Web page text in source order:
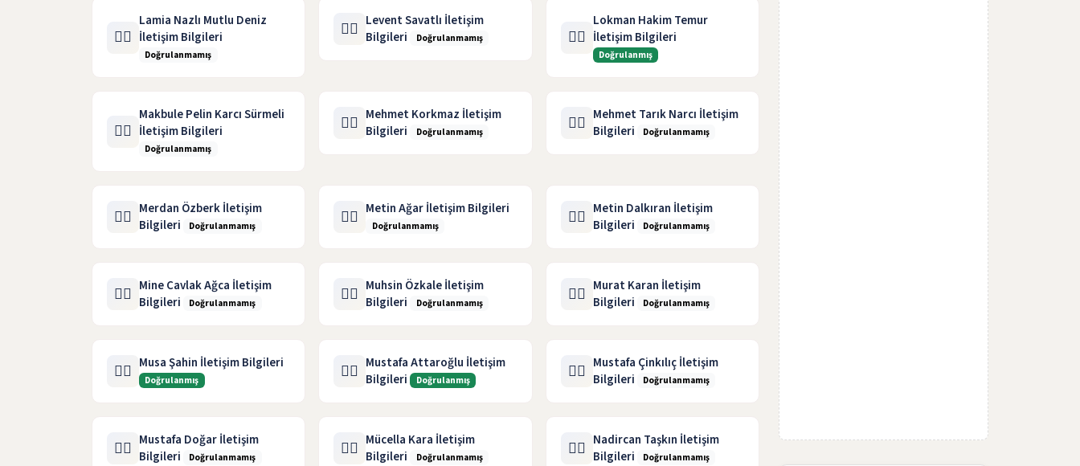
🧑‍⚖️
Lamia Nazlı Mutlu Deniz
İletişim Bilgileri
Doğrulanmamış
🧑‍⚖️ Levent Savatlı İletişim
Bilgileri
Doğrulanmamış 🧑‍⚖️
Lokman Hakim Temur
İletişim Bilgileri
Doğrulanmış
🧑‍⚖️
Makbule Pelin Karcı Sürmeli
İletişim Bilgileri
Doğrulanmamış
🧑‍⚖️ Mehmet Korkmaz İletişim
Bilgileri
Doğrulanmamış 🧑‍⚖️ Mehmet Tarık Narcı İletişim
Bilgileri
Doğrulanmamış
🧑‍⚖️ Merdan Özberk İletişim
Bilgileri
Doğrulanmamış 🧑‍⚖️ Metin Ağar İletişim Bilgileri
Doğrulanmamış 🧑‍⚖️ Metin Dalkıran İletişim
Bilgileri
Doğrulanmamış
🧑‍⚖️ Mine Cavlak Ağca İletişim
Bilgileri
Doğrulanmamış 🧑‍⚖️ Muhsin Özkale İletişim
Bilgileri
Doğrulanmamış 🧑‍⚖️ Murat Karan İletişim
Bilgileri
Doğrulanmamış
🧑‍⚖️ Musa Şahin İletişim Bilgileri
Doğrulanmış 🧑‍⚖️ Mustafa Attaroğlu İletişim
Bilgileri Doğrulanmış 🧑‍⚖️ Mustafa Çinkılıç İletişim
Bilgileri
Doğrulanmamış
🧑‍⚖️ Mustafa Doğar İletişim
Bilgileri
Doğrulanmamış 🧑‍⚖️ Mücella Kara İletişim
Bilgileri
Doğrulanmamış 🧑‍⚖️ Nadircan Taşkın İletişim
Bilgileri
Doğrulanmamış